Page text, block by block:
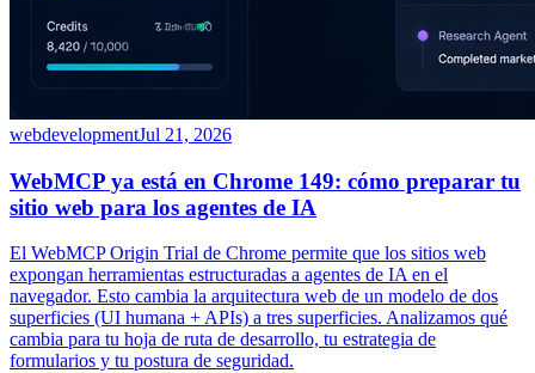
webdevelopmentJul 21, 2026
WebMCP ya está en Chrome 149: cómo preparar tu
sitio web para los agentes de IA
El WebMCP Origin Trial de Chrome permite que los sitios web
expongan herramientas estructuradas a agentes de IA en el
navegador. Esto cambia la arquitectura web de un modelo de dos
superficies (UI humana + APIs) a tres superficies. Analizamos qué
cambia para tu hoja de ruta de desarrollo, tu estrategia de
formularios y tu postura de seguridad.